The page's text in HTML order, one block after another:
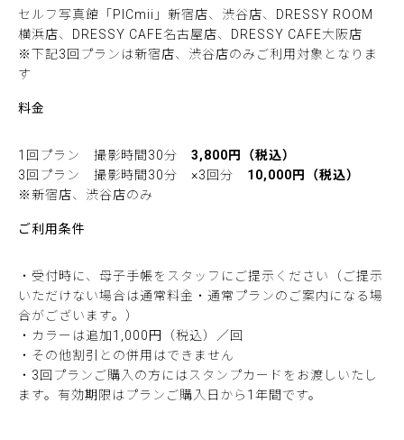
セルフ写真館「PICmii」新宿店、渋谷店、DRESSY ROOM
横浜店、DRESSY CAFE名古屋店、DRESSY CAFE大阪店
※下記3回プランは新宿店、渋谷店のみご利用対象となりま
す
料金
1回プラン 撮影時間30分 3,800円（税込）
3回プラン 撮影時間30分 ×3回分 10,000円（税込）
※新宿店、渋谷店のみ
ご利用条件
・受付時に、母子手帳をスタッフにご提示ください（ご提示
いただけない場合は通常料金・通常プランのご案内になる場
合がございます。）
・カラーは追加1,000円（税込）／回
・その他割引との併用はできません
・3回プランご購入の方にはスタンプカードをお渡しいたし
ます。有効期限はプランご購入日から1年間です。